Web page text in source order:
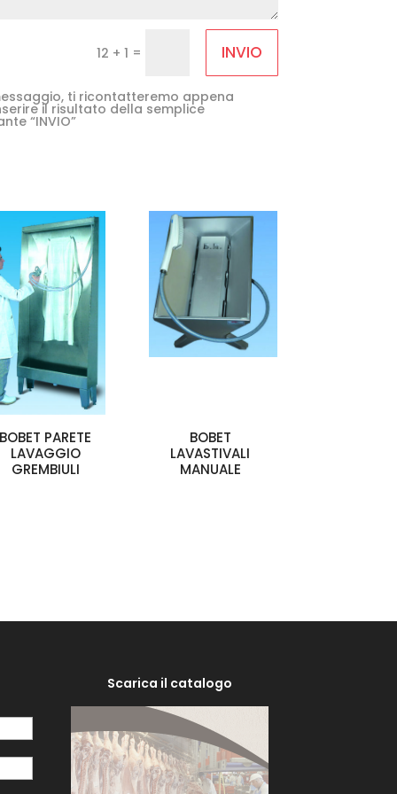
12 + 1 = INVIO
ti ricontatteremo appena
il risultato della semplice
“INVIO”
BOBET PARETE
LAVAGGIO
GREMBIULI
BOBET
LAVASTIVALI
MANUALE
Scarica il catalogo